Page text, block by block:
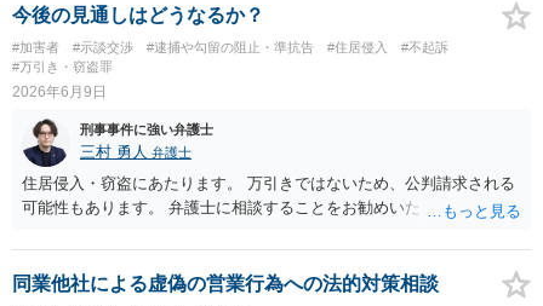
が可能な３年であることや、 保護観察に言及していることからする
と、 検察官としても、執行猶予の可能性は想定しているものと思われ
ます。 特に、示談が成立していることや、示談金が高額であることは
執行猶予になる可能性を高めていると思われます。 あとは、ご依頼の
ね。 ご参考にしていただけますと幸いです。
今後の見通しはどうなるか？
#加害者 #示談交渉 #逮捕や勾留の阻止・準抗告 #住居侵入
#不起訴
#万引き・窃盗罪
2026年6月9日
刑事事件に強い弁護士
三村 勇人 弁護士
住居侵入・窃盗にあたります。 万引きではないため、公判請求される
可能性もあります。 弁護士に相談することをお勧めいたします。
同業他社による虚偽の営業行為への法的対策相談